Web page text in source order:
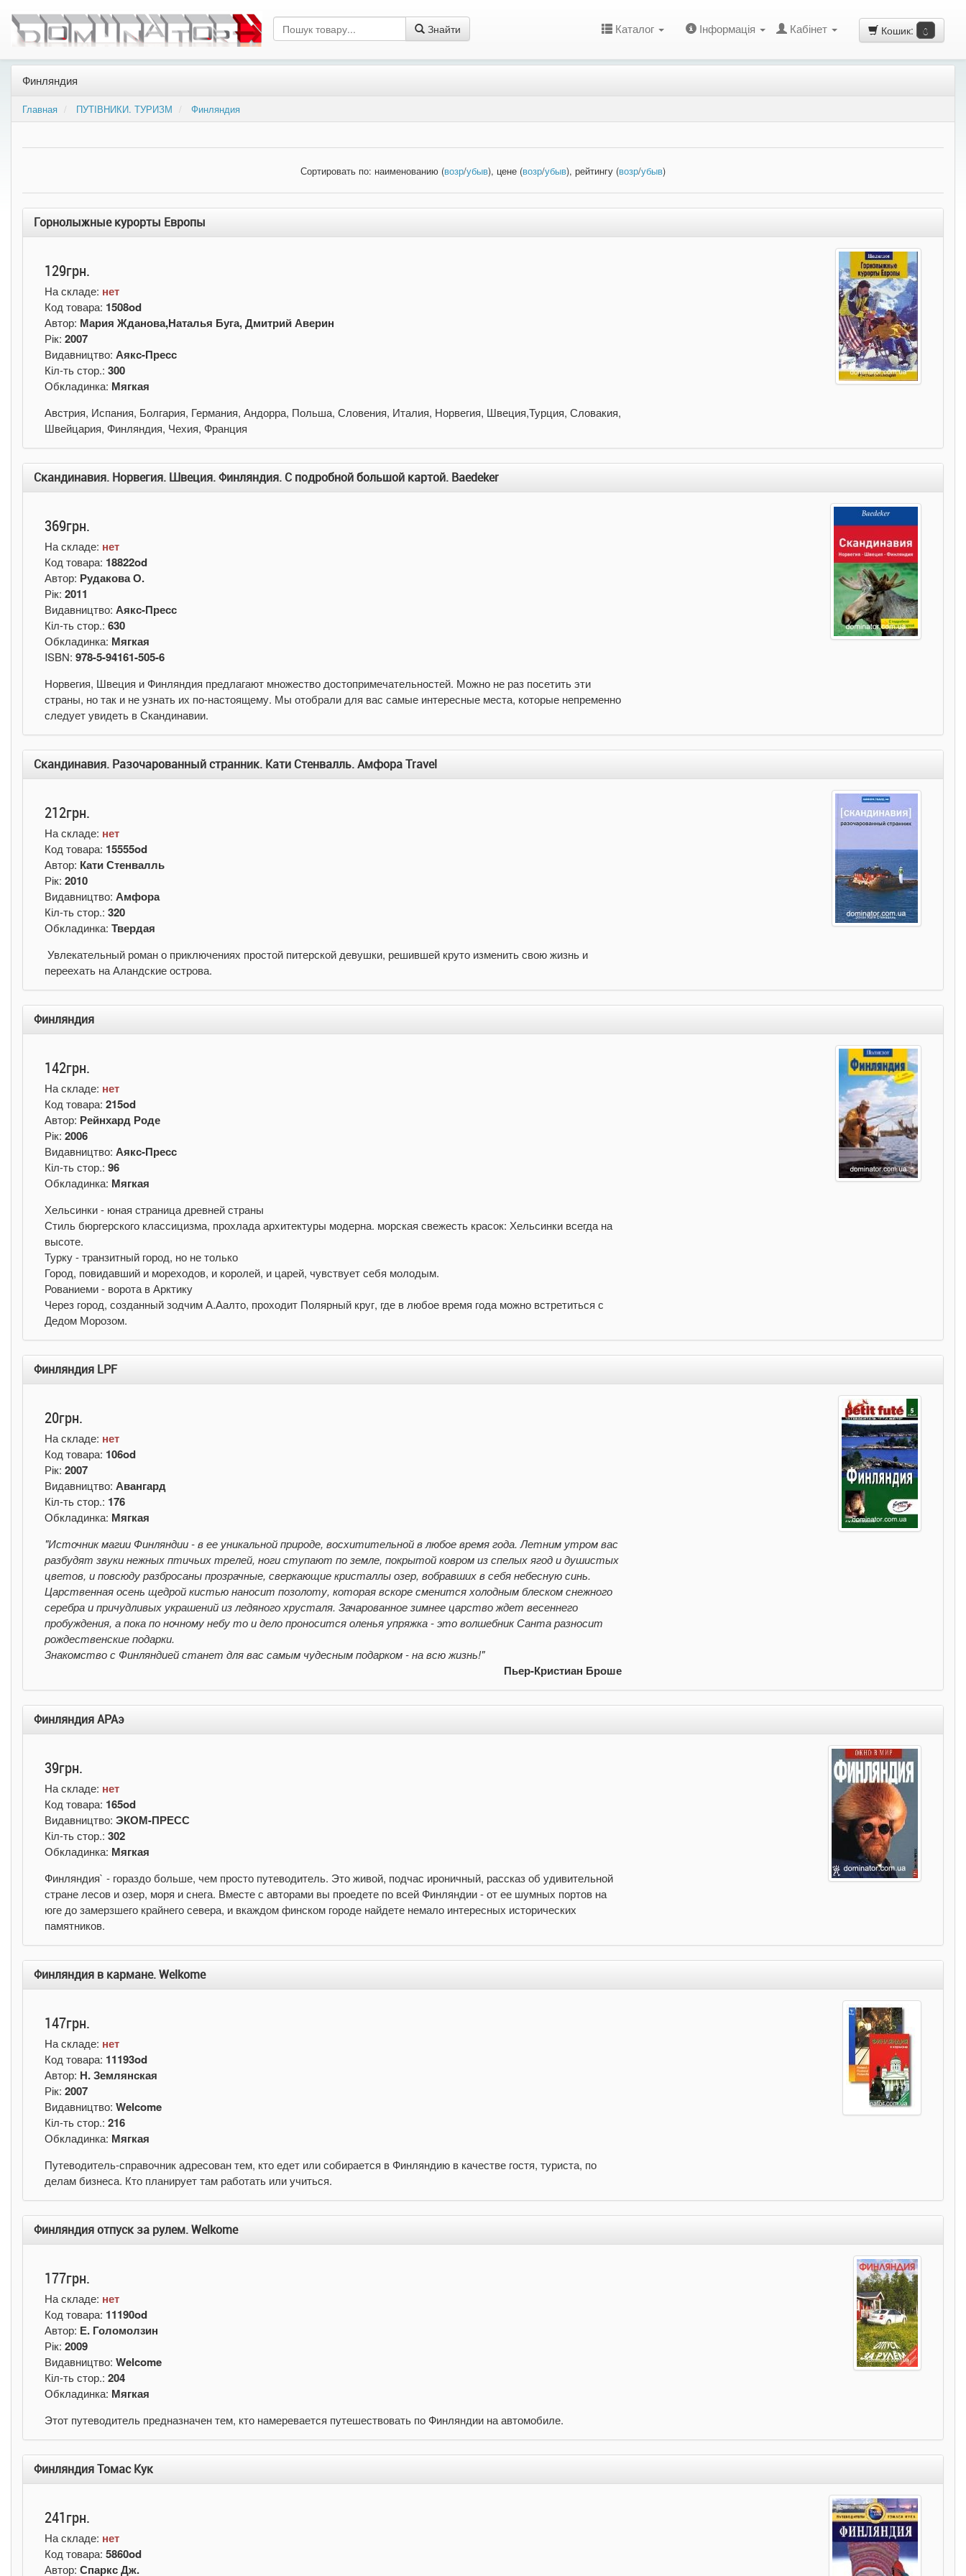
Знайти Кабінет Кошик: 0
Каталог Інформація
Финляндия
Главная ПУТІВНИКИ. ТУРИЗМ Финляндия
Сортировать по: наименованию (возр/убыв), цене (возр/убыв), рейтингу (возр/убыв)
Горнолыжные курорты Европы
129грн.
На складе: нет
Код товара: 1508od
Автор: Мария Жданова,Наталья Буга, Дмитрий Аверин
Рік: 2007
Видавництво: Аякс-Пресс
Кіл-ть стор.: 300
Обкладинка: Мягкая
Австрия, Испания, Болгария, Германия, Андорра, Польша, Словения, Италия, Норвегия, Швеция,Турция, Словакия,
Швейцария, Финляндия, Чехия, Франция
Скандинавия. Норвегия. Швеция. Финляндия. С подробной большой картой. Baedeker
369грн.
На складе: нет
Код товара: 18822od
Автор: Рудакова О.
Рік: 2011
Видавництво: Аякс-Пресс
Кіл-ть стор.: 630
Обкладинка: Мягкая
ISBN: 978-5-94161-505-6
Норвегия, Швеция и Финляндия предлагают множество достопримечательностей. Можно не раз посетить эти
страны, но так и не узнать их по-настоящему. Мы отобрали для вас самые интересные места, которые непременно
следует увидеть в Скандинавии.
Скандинавия. Разочарованный странник. Кати Стенвалль. Амфора Travel
212грн.
На складе: нет
Код товара: 15555od
Автор: Кати Стенвалль
Рік: 2010
Видавництво: Амфора
Кіл-ть стор.: 320
Обкладинка: Твердая
Увлекательный роман о приключениях простой питерской девушки, решившей круто изменить свою жизнь и
переехать на Аландские острова.
Финляндия
142грн.
На складе: нет
Код товара: 215od
Автор: Рейнхард Роде
Рік: 2006
Видавництво: Аякс-Пресс
Кіл-ть стор.: 96
Обкладинка: Мягкая
Хельсинки - юная страница древней страны
Стиль бюргерского классицизма, прохлада архитектуры модерна. морская свежесть красок: Хельсинки всегда на
высоте.
Турку - транзитный город, но не только
Город, повидавший и мореходов, и королей, и царей, чувствует себя молодым.
Рованиеми - ворота в Арктику
Через город, созданный зодчим А.Аалто, проходит Полярный круг, где в любое время года можно встретиться с
Дедом Морозом.
Финляндия LPF
20грн.
На складе: нет
Код товара: 106od
Рік: 2007
Видавництво: Авангард
Кіл-ть стор.: 176
Обкладинка: Мягкая
"Источник магии Финляндии - в ее уникальной природе, восхитительной в любое время года. Летним утром вас
разбудят звуки нежных птичьих трелей, ноги ступают по земле, покрытой ковром из спелых ягод и душистых
цветов, и повсюду разбросаны прозрачные, сверкающие кристаллы озер, вобравших в себя небесную синь.
Царственная осень щедрой кистью наносит позолоту, которая вскоре сменится холодным блеском снежного
серебра и причудливых украшений из ледяного хрусталя. Зачарованное зимнее царство ждет весеннего
пробуждения, а пока по ночному небу то и дело проносится оленья упряжка - это волшебник Санта разносит
рождественские подарки.
Знакомство с Финляндией станет для вас самым чудесным подарком - на всю жизнь!"
Пьер-Кристиан Броше
Финляндия АРАэ
39грн.
На складе: нет
Код товара: 165od
Видавництво: ЭКОМ-ПРЕСС
Кіл-ть стор.: 302
Обкладинка: Мягкая
Финляндия` - гораздо больше, чем просто путеводитель. Это живой, подчас ироничный, рассказ об удивительной
стране лесов и озер, моря и снега. Вместе с авторами вы проедете по всей Финляндии - от ее шумных портов на
юге до замерзшего крайнего севера, и вкаждом финском городе найдете немало интересных исторических
памятников.
Финляндия в кармане. Welkome
147грн.
На складе: нет
Код товара: 11193od
Автор: Н. Землянская
Рік: 2007
Видавництво: Welcome
Кіл-ть стор.: 216
Обкладинка: Мягкая
Путеводитель-справочник адресован тем, кто едет или собирается в Финляндию в качестве гостя, туриста, по
делам бизнеса. Кто планирует там работать или учиться.
Финляндия отпуск за рулем. Welkome
177грн.
На складе: нет
Код товара: 11190od
Автор: Е. Голомолзин
Рік: 2009
Видавництво: Welcome
Кіл-ть стор.: 204
Обкладинка: Мягкая
Этот путеводитель предназначен тем, кто намеревается путешествовать по Финляндии на автомобиле.
Финляндия Томас Кук
241грн.
На складе: нет
Код товара: 5860od
Автор: Спаркс Дж.